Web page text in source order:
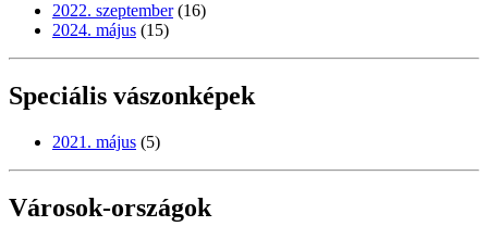
2022. szeptember (16)
2024. május (15)
Speciális vászonképek
2021. május (5)
Városok-országok